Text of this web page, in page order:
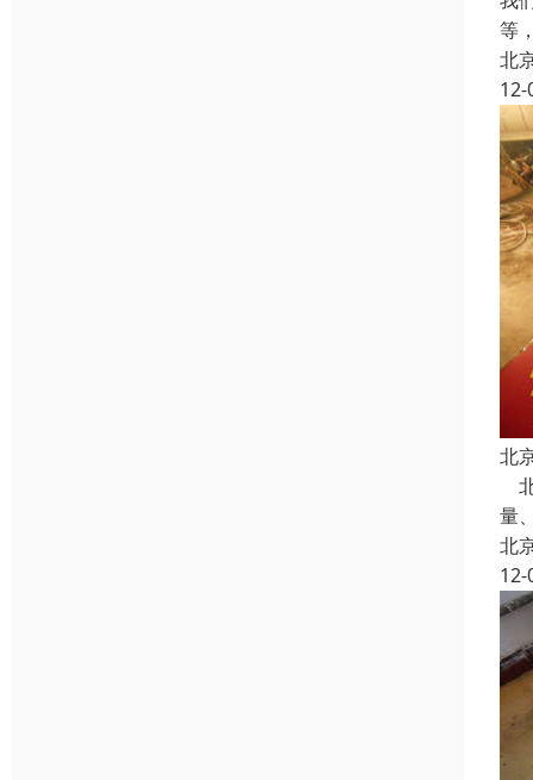
等
北
12-
北
量
北
12-